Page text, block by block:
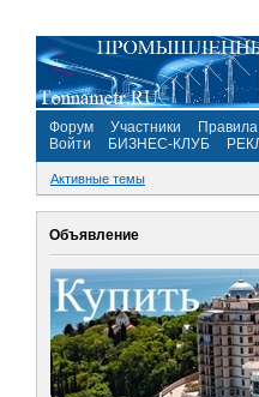
Форум Участники Правила
Войти
БИЗНЕС-КЛУБ
Активные темы
Объявление